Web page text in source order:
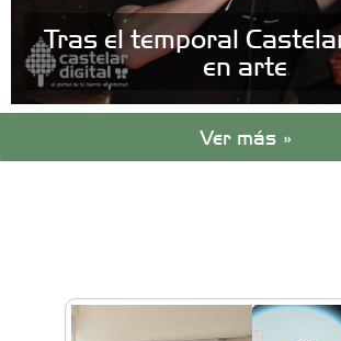
Tras el temporal
en arte
Ver más »